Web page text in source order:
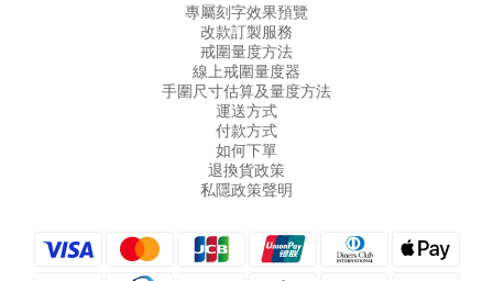
專屬刻字效果預覽
改款訂製服務
戒圍量度方法
線上戒圍量度器
手圍尺寸估算及量度方法
運送方式
付款方式
如何下單
退換貨政策
私隱政策聲明